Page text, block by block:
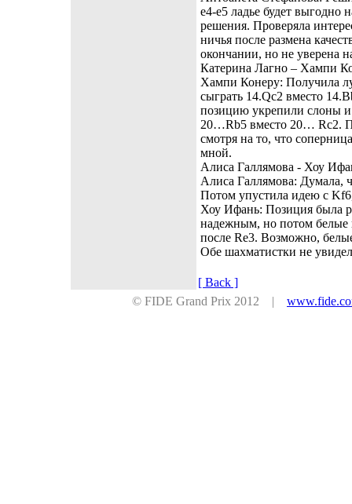
e4-e5 ладье будет выгодно
решения. Проверяла
ничья после размена
окончании, но не уверена
Катерина Лагно – Хампи
Хампи Конеру: Получила
сыграть 14.Qc2 вместо
позицию укрепили слоны и
20…Rb5 вместо 20… Rc2.
смотря на то, что
мной.
Алиса Галлямова - Хоу
Алиса Галлямова: Думала,
Потом упустила идею с
Хоу Ифань: Позиция была
надежным, но потом белые
после Re3. Возможно,
Обе шахматистки не
[ Back ]
© FIDE Grand Prix 2012 |